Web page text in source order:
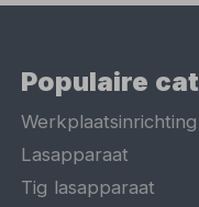
Populaire
Werkplaatsinrichting
Lasapparaat
Tig lasapparaat